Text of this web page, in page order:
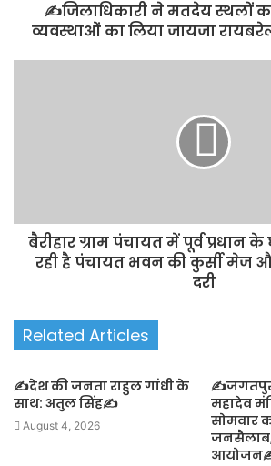
✍️जिलाधिकारी ने मतदेय स्थलों
व्यवस्थाओं का लिया जायजा
बैरीहार ग्राम पंचायत में पूर्व प्रधान
रही है पंचायत भवन की कुर्सी मेज
दरी
Related Articles
✍️देश की जनता राहुल गांधी के
साथ: अतुल सिंह✍️
August 4, 2026
✍️जगतपुर
महादेव
सोमवार
जनसैलाब,